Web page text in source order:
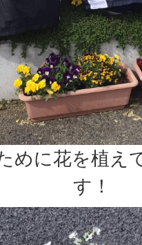
めに花を植え
す！